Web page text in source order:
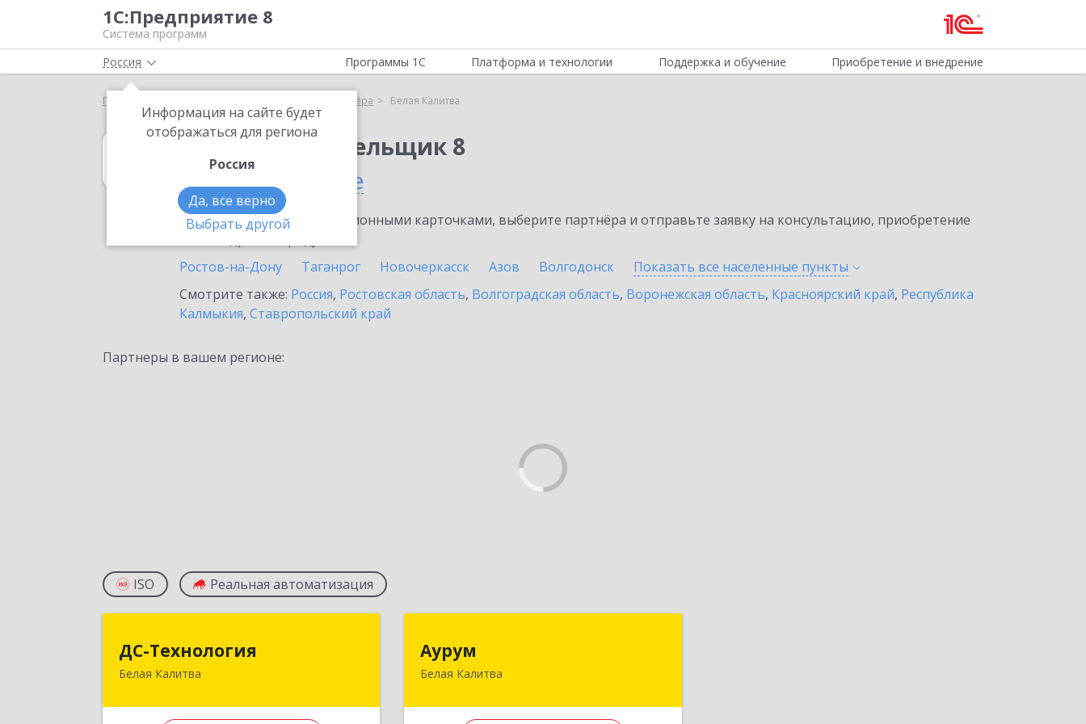
1С:Предприятие 8
Система программ
Россия
Информация на сайте будет
отображаться для региона
Россия
Да, все верно
Выбрать другой
Программы 1С Платформа и технологии Поддержка и обучение Приобретение и внедрение
Главная Выбор партнёра Белая Калитва
1С:Налогоплательщик 8
в Белой Калитве
Ознакомьтесь с информационными карточками, выберите партнёра и отправьте заявку на консультацию, приобретение
Ростов-на-Дону
Таганрог Новочеркасск Азов Волгодонск Показать все населенные пункты
Смотрите также: Россия, Ростовская область, Волгоградская область, Воронежская область, Красноярский край, Республика
Калмыкия, Ставропольский край
Партнеры в вашем регионе:
ISO Реальная автоматизация
ДС-Технология
Белая Калитва
г, Вокзальная ул, дом № 381
Аурум
Белая Калитва
г, Леонова ул, дом № 37